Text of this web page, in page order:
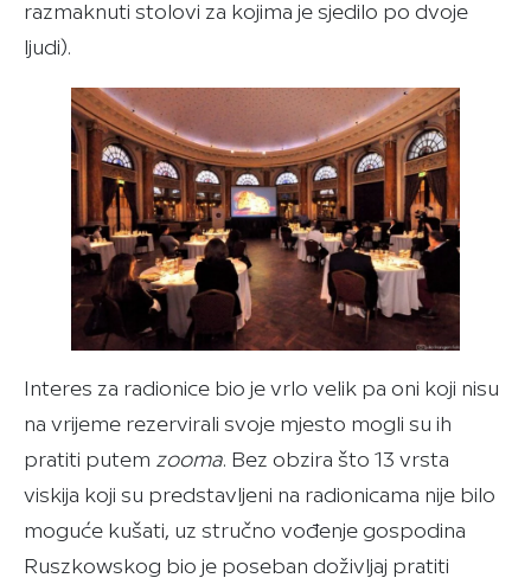
razmaknuti stolovi za kojima je sjedilo po dvoje
ljudi).
Interes za radionice bio je vrlo velik pa oni koji nisu
na vrijeme rezervirali svoje mjesto mogli su ih
pratiti putem zooma. Bez obzira što 13 vrsta
viskija koji su predstavljeni na radionicama nije bilo
moguće kušati, uz stručno vođenje gospodina
Ruszkowskog bio je poseban doživljaj pratiti